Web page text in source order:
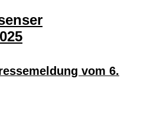
vom 6.